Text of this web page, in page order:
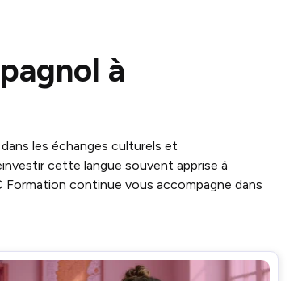
à
les échanges culturels et
cette langue souvent apprise à
continue vous accompagne dans